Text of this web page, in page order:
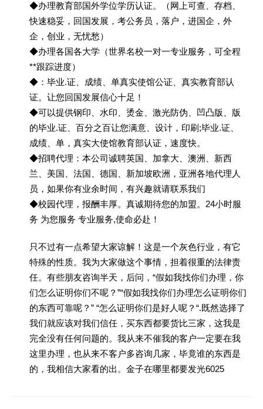
◆办理教育部国外学位学历认证。（网上可查、存档、
快速稳妥，回国发展，考公务员，落户，进国企，外
企，创业，无忧愁）
◆办理各国各大学（世界名校一对一专业服务，可全程
**跟踪进度）
◆：毕业.证、成绩、单真实使馆公证、真实教育部认
证。让您回国发展信心十足！
◆可以提供钢印、水印、烫金、激光防伪、凹凸版、版
的毕业.证、百分之百让您满意、设计，印刷;毕业.证、
成绩、单，真实大使馆教育部认证，速度快。
◆招聘代理：本公司诚聘英国、加拿大、澳洲、新西
兰、美国、法国、德国、新加坡欧洲，亚洲各地代理人
员，如果你有业余时间，有兴趣就请联系我们
◆校园代理，报酬丰厚。真诚期待您的加盟。24小时服
务 为您服务 专业服务,使命必赴！
只不过有一点希望大家谅解！这是一个灰色行业，有它
特殊的性质。我为大家做这个事情，担着很重的法律责
任。有些朋友咨询半天，后问，“假如我找你们办理，你
们怎么证明你们不呢？”“假如我找你们办理怎么证明你们
的东西可靠呢？” “怎么证明你们是好人呢？“.既然选择了
我们就应该对我们信任，买东西都要货比三家，这我是
完全没有任何问题的。我从来不催我的客户一定要在我
这里办理，也从来不客户多咨询几家，毕竟谁的东西是
的，我相信大家看的出。金子在哪里都要发光6025